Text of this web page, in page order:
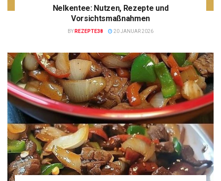
Nelkentee: Nutzen, Rezepte und
Vorsichtsmaßnahmen
BY REZEPTE38 20 JANUAR 2026